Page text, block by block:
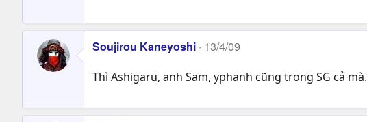
Soujirou Kaneyoshi 13/4/09
Thì Ashigaru, anh Sam, yphanh cũng trong SG cả mà.